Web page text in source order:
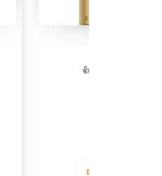
👍️Świetny preparat